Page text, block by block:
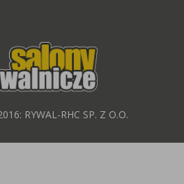
RYWAL-RHC SP. Z O.O.